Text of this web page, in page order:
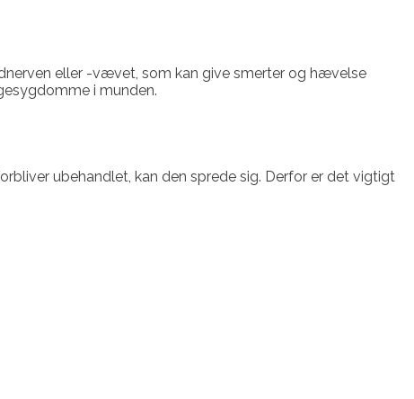
eller -vævet, som kan give smerter og hævelse
i munden.
ubehandlet, kan den sprede sig. Derfor er det vigtigt